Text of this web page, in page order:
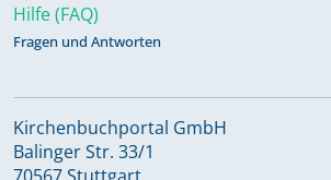
Hilfe (FAQ)
Fragen und Antworten
Kirchenbuchportal GmbH
Balinger Str. 33/1